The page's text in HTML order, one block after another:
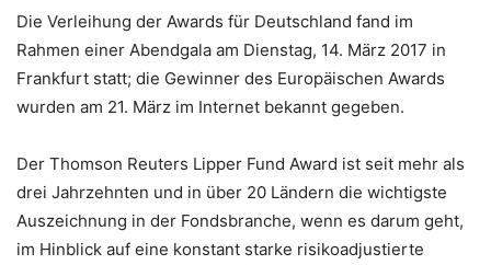
Die Verleihung der Awards für Deutschland fand im
Rahmen einer Abendgala am Dienstag, 14. März 2017 in
Frankfurt statt; die Gewinner des Europäischen Awards
wurden am 21. März im Internet bekannt gegeben.
Der Thomson Reuters Lipper Fund Award ist seit mehr als
drei Jahrzehnten und in über 20 Ländern die wichtigste
Auszeichnung in der Fondsbranche, wenn es darum geht,
im Hinblick auf eine konstant starke risikoadjustierte